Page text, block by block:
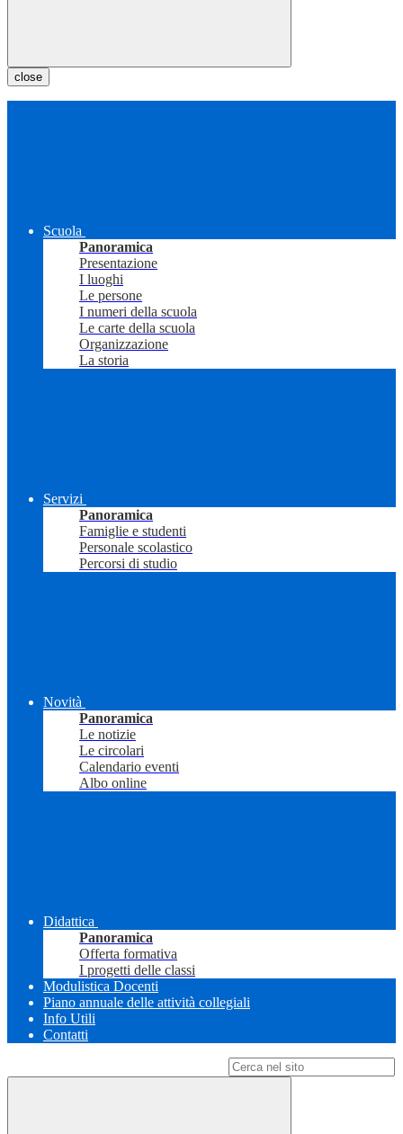
close
Scuola
Panoramica
Presentazione
I luoghi
Le persone
I numeri della scuola
Le carte della scuola
Organizzazione
La storia
Servizi
Panoramica
Famiglie e studenti
Personale scolastico
Percorsi di studio
Novità
Panoramica
Le notizie
Le circolari
Calendario eventi
Albo online
Didattica
Panoramica
Offerta formativa
I progetti delle classi
Modulistica Docenti
Piano annuale delle attività collegiali
Info Utili
Contatti